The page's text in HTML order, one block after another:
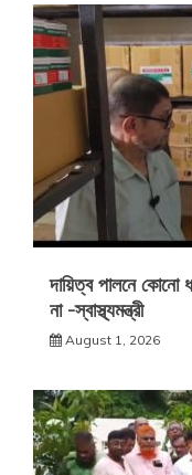
দায়িত্ব পালনে কোনো
না -স্বাস্থ্যমন্ত্রী
August 1, 2026